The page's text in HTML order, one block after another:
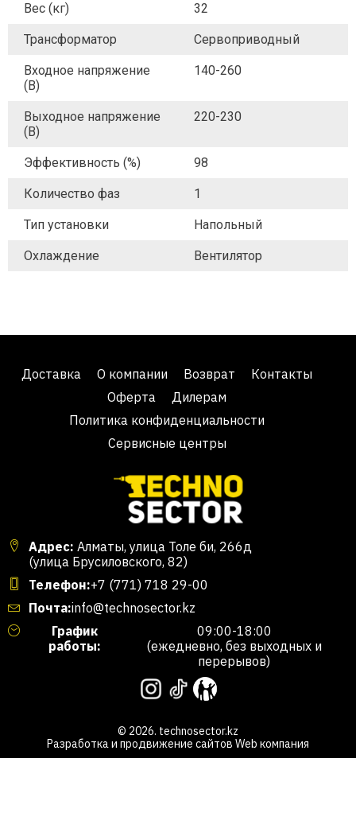
Вес (кг) 32
Трансформатор Сервоприводный
Входное напряжение
(В)
140-260
Выходное напряжение
(В)
220-230
Эффективность (%) 98
Количество фаз 1
Тип установки Напольный
Охлаждение Вентилятор
Доставка О компании Возврат
Контакты
Оферта
Дилерам
Политика конфиденциальности
Сервисные центры
Адрес: Алматы, улица Толе би, 266д
(улица Брусиловского, 82)
Телефон:+7 (771) 718 29-00
Почта:info@technosector.kz
График
работы:
09:00-18:00
(ежедневно, без выходных и
перерывов)
© 2026. technosector.kz
Разработка и продвижение сайтов Web компания